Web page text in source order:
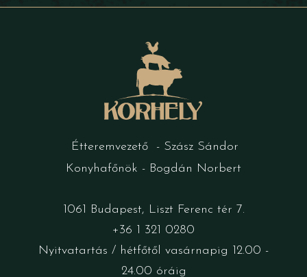
Étteremvezető - Szász Sándor
Konyhafőnök - Bogdán Norbert
1061 Budapest, Liszt Ferenc tér 7.
+36 1 321 0280
Nyitvatartás / hétfőtől vasárnapig 12.00 -
24.00 óráig